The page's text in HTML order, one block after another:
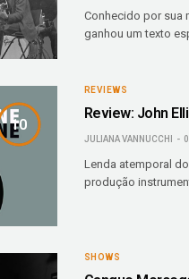
Conhecido por sua
ganhou um texto
10
REVIEWS
Review: John
JULIANA VANNUCCHI
Lenda atemporal
produção
SHOWS